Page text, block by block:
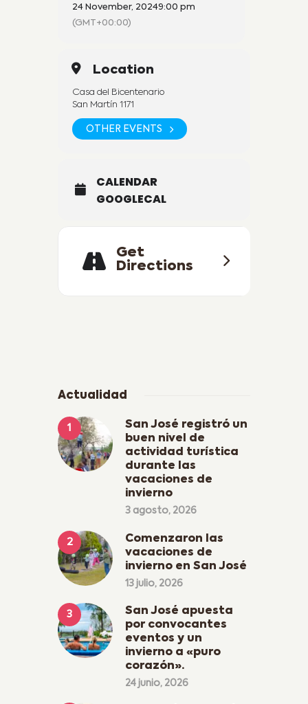
24 November, 20249:00 pm
(GMT+00:00)
Location
Casa del Bicentenario
San Martín 1171
OTHER EVENTS
CALENDAR
GOOGLECAL
Get
Directions
Actualidad
San José registró un
buen nivel de
actividad turística
durante las
vacaciones de
invierno
3 agosto, 2026
Comenzaron las
vacaciones de
invierno en San José
13 julio, 2026
San José apuesta
por convocantes
eventos y un
invierno a «puro
corazón».
24 junio, 2026